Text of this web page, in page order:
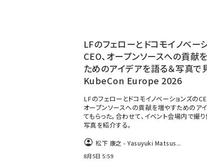
LFのフェローとドコモイノベー
CEO、オープンソースへの貢献
ためのアイデアを語る＆写真で
KubeCon Europe 2026
LFのフェローとドコモイノベーションズの
オープンソースへの貢献を増やすためのア
てもらった。合わせて、イベント会場内で撮
写真を紹介する。
松下 康之 - Yasuyuki Matsus...
8月5日 5:59